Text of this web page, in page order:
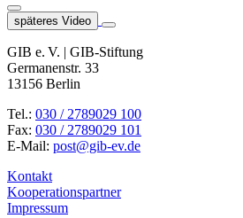
späteres Video
GIB e. V. | GIB-Stiftung
Germanenstr. 33
13156 Berlin
Tel.: 030 / 2789029 100
Fax: 030 / 2789029 101
E-Mail: post@gib-ev.de
Kontakt
Kooperationspartner
Impressum